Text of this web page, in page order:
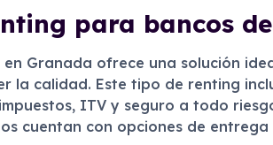
para bancos
Granada ofrece una solución
la calidad. Este tipo de renting
ITV y seguro a todo
cuentan con opciones de